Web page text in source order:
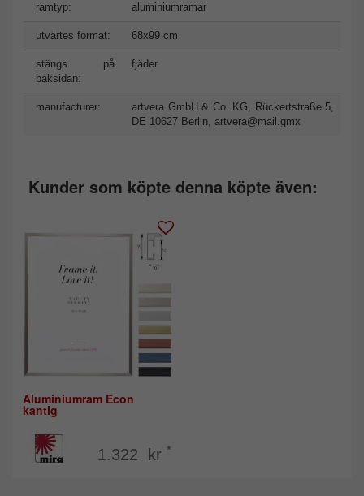
ramtyp: aluminiumramar
utvärtes format: 68x99 cm
stängs på
baksidan:
fjäder
manufacturer:
artvera GmbH & Co. KG, Rückertstraße 5,
DE 10627 Berlin, artvera@mail.gmx
Kunder som köpte denna köpte även:
Aluminiumram Econ
kantig
1.322 kr *